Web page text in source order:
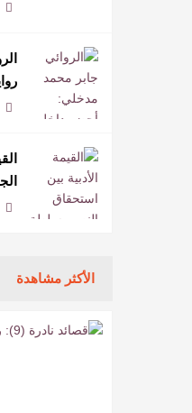
الأكثر مشاهدة